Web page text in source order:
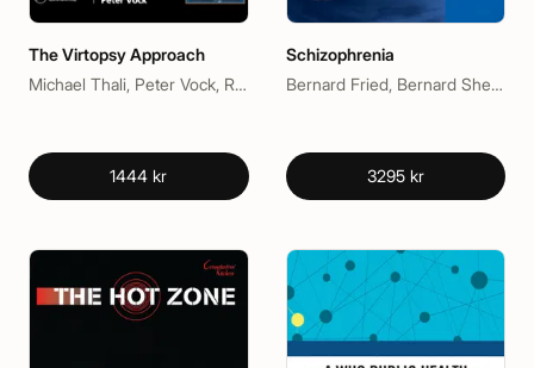
The Virtopsy Approach
Michael Thali, Peter Vock, Richard Dirnhofer
1444 kr
Schizophrenia
Bernard Fried, Bernard Sherma, George N. Papadimitriou, Siegfried Kasper
3295 kr